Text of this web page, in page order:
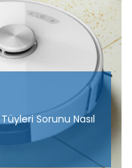
Sorunu Nasıl